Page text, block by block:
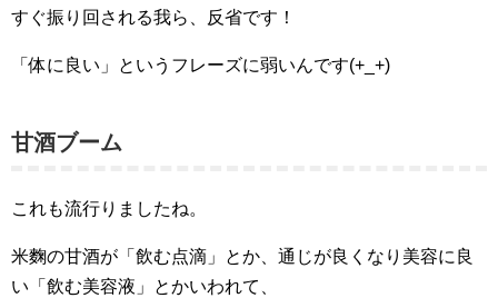
すぐ振り回される我ら、反省です！
「体に良い」というフレーズに弱いんです(+_+)
甘酒ブーム
これも流行りましたね。
米麴の甘酒が「飲む点滴」とか、通じが良くなり美容に良
い「飲む美容液」とかいわれて、